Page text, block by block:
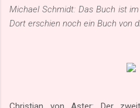
Michael Schmidt: Das Buch ist
Dort erschien noch ein Buch von